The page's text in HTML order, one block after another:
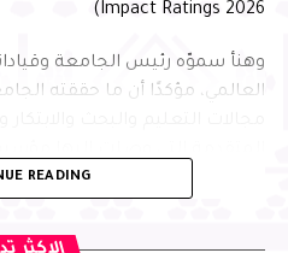
وأعرب عضو مجلس إدارة جمعية
البرنامج الدكتور عبدالله
الأحساء، على دعمه المتواصل
Impact Ratings 2026)
وهنأ سموّه رئيس الجامعة
العالمي، مؤكدًا أن ما حققته
بفضل ما تحظى به من دعم وتمكين
المملكة وحضورها في المؤشرات
READING